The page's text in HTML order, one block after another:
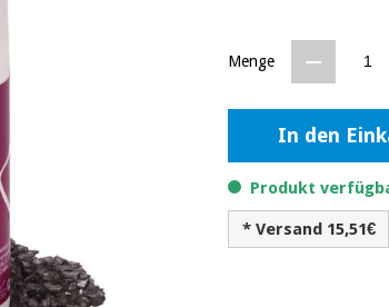
Menge
In den
Produkt
* Versand 15,51€